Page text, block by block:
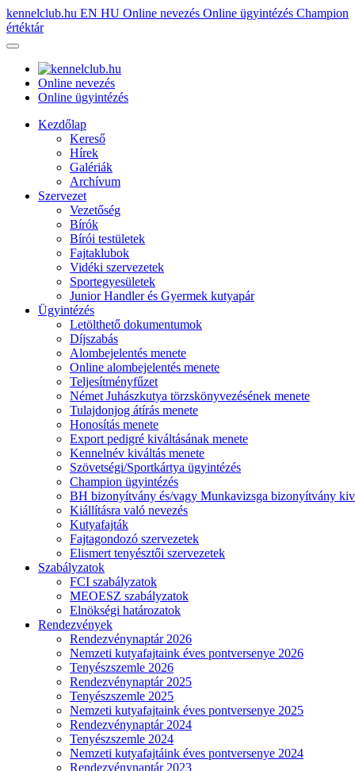
kennelclub.hu EN HU Online nevezés Online ügyintézés Champion
értéktár
Online nevezés
Online ügyintézés
Kezdőlap
Kereső
Hírek
Galériák
Archívum
Szervezet
Vezetőség
Bírók
Bírói testületek
Fajtaklubok
Vidéki szervezetek
Sportegyesületek
Junior Handler és Gyermek kutyapár
Ügyintézés
Letölthető dokumentumok
Díjszabás
Alombejelentés menete
Online alombejelentés menete
Teljesítményfűzet
Német Juhászkutya törzskönyvezésének menete
Tulajdonjog átírás menete
Honosítás menete
Export pedigré kiváltásának menete
Kennelnév kiváltás menete
Szövetségi/Sportkártya ügyintézés
Champion ügyintézés
BH bizonyítvány és/vagy Munkavizsga bizonyítvány
Kiállításra való nevezés
Kutyafajták
Fajtagondozó szervezetek
Elismert tenyésztői szervezetek
Szabályzatok
FCI szabályzatok
MEOESZ szabályzatok
Elnökségi határozatok
Rendezvények
Rendezvénynaptár 2026
Nemzeti kutyafajtaink éves pontversenye 2026
Tenyészszemle 2026
Rendezvénynaptár 2025
Tenyészszemle 2025
Nemzeti kutyafajtaink éves pontversenye 2025
Rendezvénynaptár 2024
Tenyészszemle 2024
Nemzeti kutyafajtáink éves pontversenye 2024
Rendezvénynaptár 2023